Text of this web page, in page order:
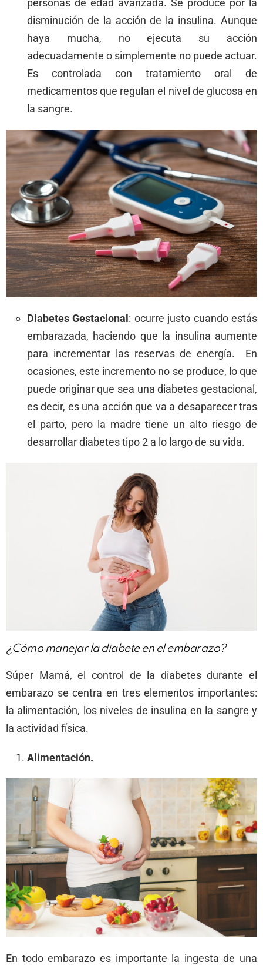
personas de edad avanzada. Se produce por la
disminución de la acción de la insulina. Aunque
haya mucha, no ejecuta su acción
adecuadamente o simplemente no puede actuar.
Es controlada con tratamiento oral de
medicamentos que regulan el nivel de glucosa en
la sangre.
Diabetes Gestacional: ocurre justo cuando estás
embarazada, haciendo que la insulina aumente
para incrementar las reservas de energía. En
ocasiones, este incremento no se produce, lo que
puede originar que sea una diabetes gestacional,
es decir, es una acción que va a desaparecer tras
el parto, pero la madre tiene un alto riesgo de
desarrollar diabetes tipo 2 a lo largo de su vida.
¿Cómo manejar la diabete en el embarazo?
Súper Mamá, el control de la diabetes durante el
embarazo se centra en tres elementos importantes:
la alimentación, los niveles de insulina en la sangre y
la actividad física.
Alimentación.
En todo embarazo es importante la ingesta de una